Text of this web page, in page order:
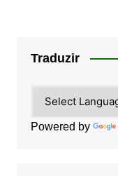
Traduzir
Powered by